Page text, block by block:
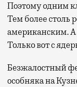
Поэтому одним
Тем более
американским. А
Только вот с
Безжалостный
особняка на